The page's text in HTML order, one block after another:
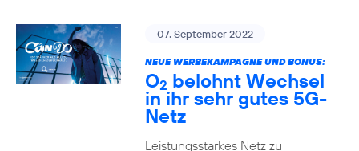
07. September 2022
NEUE WERBEKAMPAGNE UND BONUS:
O2 belohnt Wechsel
in ihr sehr gutes 5G-
Netz
Leistungsstarkes Netz zu